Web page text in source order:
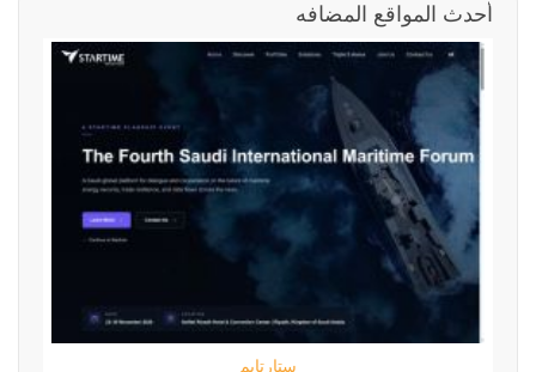
أحدث المواقع المضافه
ستارتايم